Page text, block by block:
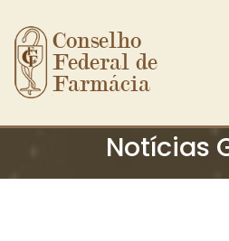
Ir para o conteúdo principal
Conselho
Federal de
Farmácia
Notícias